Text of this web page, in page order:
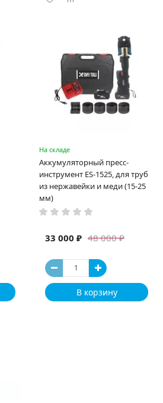
На складе
Аккумуляторный пресс-
инструмент ES-1525, для труб
из нержавейки и меди (15-25
мм)
48 000 ₽
33 000 ₽
В корзину